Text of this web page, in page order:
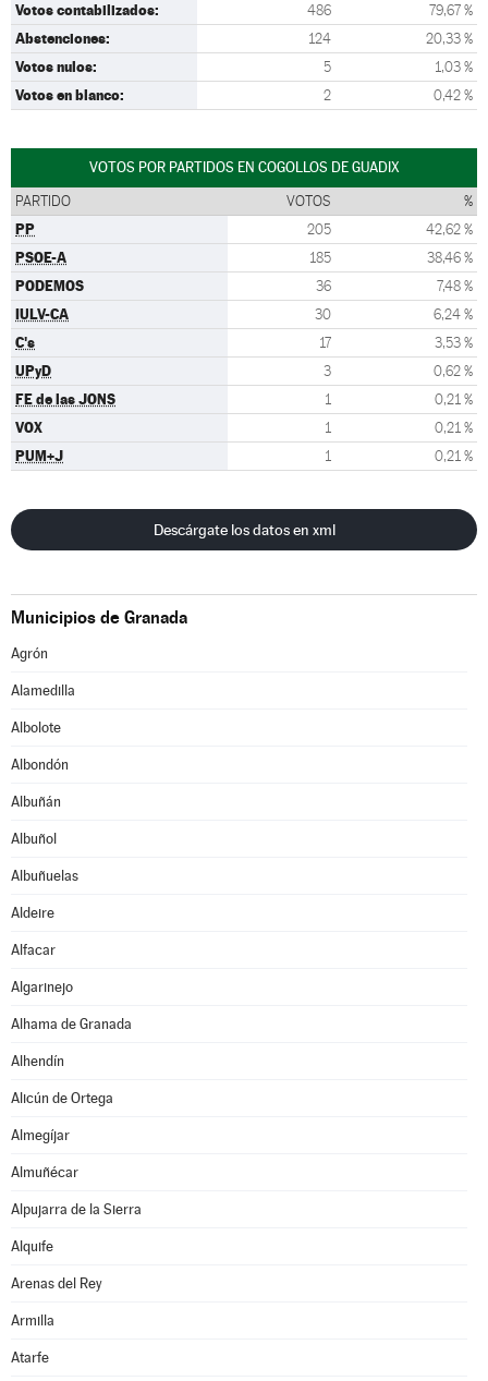
Votos contabilizados: 486 79,67 %
Abstenciones: 124 20,33 %
Votos nulos: 5 1,03 %
Votos en blanco: 2 0,42 %
VOTOS POR PARTIDOS EN COGOLLOS DE GUADIX
PARTIDO VOTOS %
PP 205 42,62 %
PSOE-A 185 38,46 %
PODEMOS 36 7,48 %
IULV-CA 30 6,24 %
C's 17 3,53 %
UPyD 3 0,62 %
FE de las JONS 1 0,21 %
VOX 1 0,21 %
PUM+J 1 0,21 %
Descárgate los datos en xml
Municipios de Granada
Agrón
Alamedilla
Albolote
Albondón
Albuñán
Albuñol
Albuñuelas
Aldeire
Alfacar
Algarinejo
Alhama de Granada
Alhendín
Alicún de Ortega
Almegíjar
Almuñécar
Alpujarra de la Sierra
Alquife
Arenas del Rey
Armilla
Atarfe